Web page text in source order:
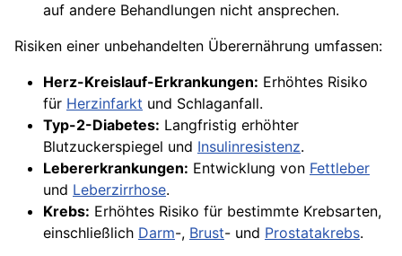
auf andere Behandlungen nicht ansprechen.
Risiken einer unbehandelten Überernährung umfassen:
Herz-Kreislauf-Erkrankungen: Erhöhtes Risiko
für Herzinfarkt und Schlaganfall.
Typ-2-Diabetes: Langfristig erhöhter
Blutzuckerspiegel und Insulinresistenz.
Lebererkrankungen: Entwicklung von Fettleber
und Leberzirrhose.
Krebs: Erhöhtes Risiko für bestimmte Krebsarten,
einschließlich Darm-, Brust- und Prostatakrebs.